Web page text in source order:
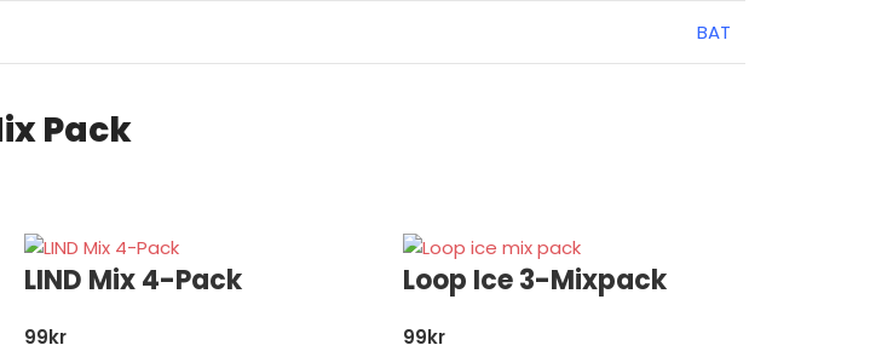
BAT
Pack
LIND Mix 4-Pack
99kr
Loop Ice 3-Mixpack
99kr